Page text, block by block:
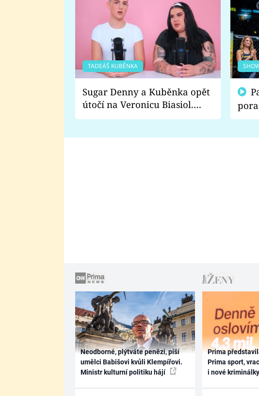
TADEÁŠ KUBĚNKA
Sugar Denny a Kuběnka opět
útočí na Veronicu Biasiol.
Proč je podle nich falešná a
Neodborné, plýtváte penězi, píší
umělci Babišovi kvůli Klempířovi.
Ministr kulturní politiku hájí
Prima
Prima sport,
i nové kriminálky